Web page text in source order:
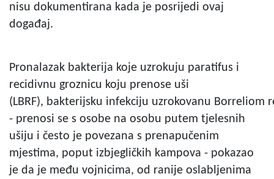
nisu dokumentirana kada je posrijedi ovaj
događaj.
Pronalazak bakterija koje uzrokuju paratifus i
recidivnu groznicu koju prenose uši
(LBRF), bakterijsku infekciju uzrokovanu Borreliom
- prenosi se s osobe na osobu putem tjelesnih
ušiju i često je povezana s prenapučenim
mjestima, poput izbjegličkih kampova - pokazao
je da je među vojnicima, od ranije oslabljenima